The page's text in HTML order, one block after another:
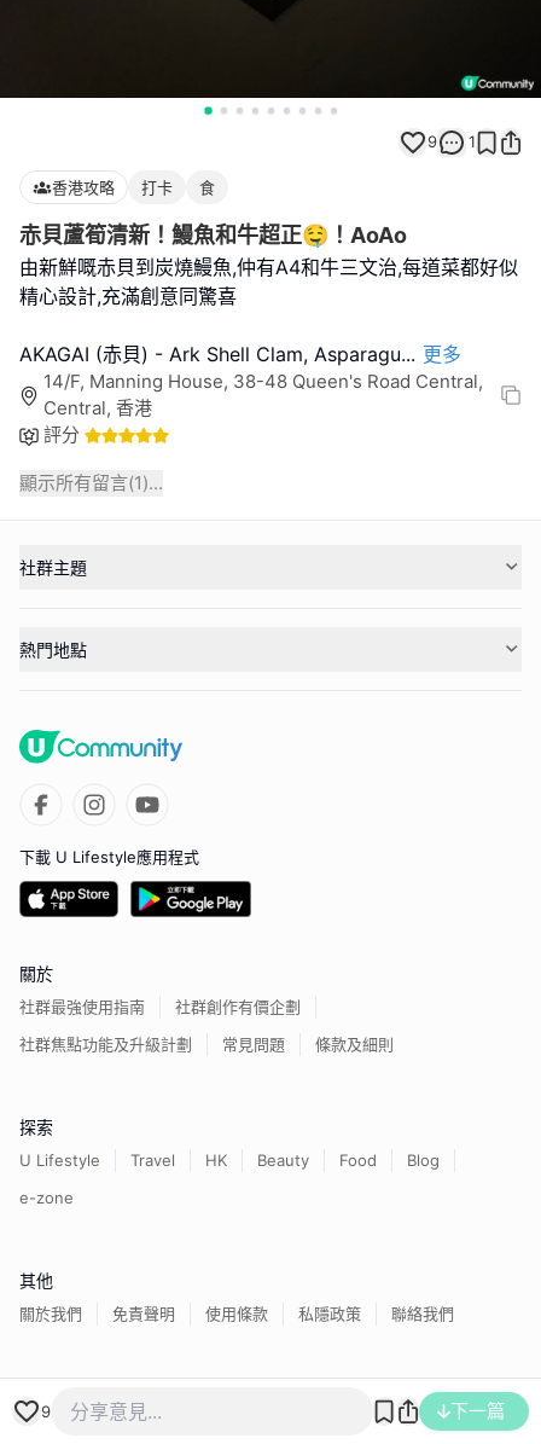
9 1
香港攻略 打卡 食
赤貝蘆筍清新！鰻魚和牛超正🤤！AoAo
由新鮮嘅赤貝到炭燒鰻魚,仲有A4和牛三文治,每道菜都好似
精心設計,充滿創意同驚喜
AKAGAI (赤貝) - Ark Shell Clam, Asparagu... 更多
14/F, Manning House, 38-48 Queen's Road Central,
Central, 香港
評分
顯示所有留言(1)...
9 下一篇
社群主題
熱門地點
下載 U Lifestyle應用程式
關於
社群最強使用指南
社群創作有價企劃
社群焦點功能及升級計劃
常見問題 條款及細則
探索
U Lifestyle Travel HK Beauty Food
Blog
e-zone
其他
關於我們 免責聲明 使用條款 私隱政策 聯絡我們
香港經濟日報版權所有©